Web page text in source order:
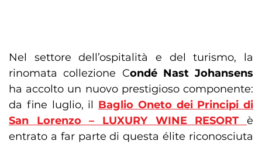
Nel settore dell’ospitalità e del turismo, la
rinomata collezione Condé Nast Johansens
ha accolto un nuovo prestigioso componente:
da fine luglio, il Baglio Oneto dei Principi di
San Lorenzo – LUXURY WINE RESORT è
entrato a far parte di questa élite riconosciuta